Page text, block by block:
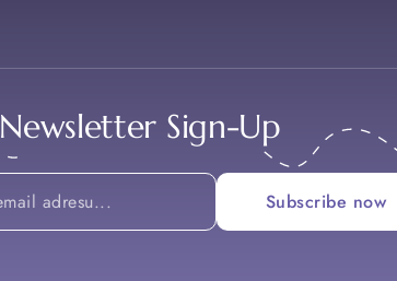
Newsletter Sign-Up
*
*
Subscribe now